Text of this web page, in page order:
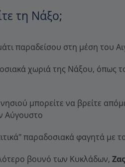
τη Νάξο;
παραδείσου στη μέση του
χωριά της Νάξου, όπως
μπορείτε να βρείτε
Αύγουστο
παραδοσιακά φαγητά με
βουνό των Κυκλάδων, Ζας